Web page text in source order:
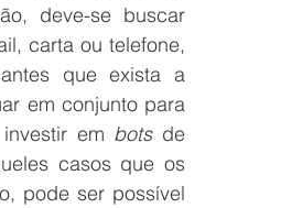
deve-se buscar
carta ou telefone,
que exista a
em conjunto para
em bots de
casos que os
pode ser possível